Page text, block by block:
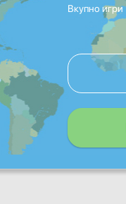
Вкупно игри